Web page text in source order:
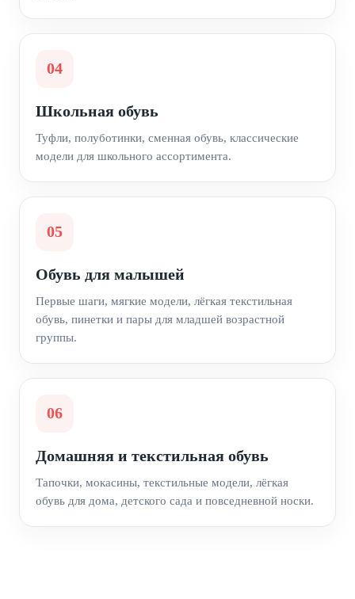
04
Школьная обувь
Туфли, полуботинки, сменная обувь, классические
модели для школьного ассортимента.
05
Обувь для малышей
Первые шаги, мягкие модели, лёгкая текстильная
обувь, пинетки и пары для младшей возрастной
группы.
06
Домашняя и текстильная обувь
Тапочки, мокасины, текстильные модели, лёгкая
обувь для дома, детского сада и повседневной носки.